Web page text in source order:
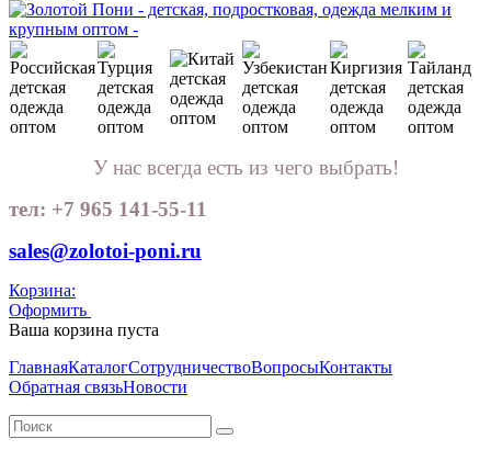
У нас всегда есть из чего выбрать!
тел: +7 965 141-55-11
sales@zolotoi-poni.ru
Корзина:
Оформить
Ваша корзина пуста
ГлавнаяКаталогСотрудничествоВопросыКонтакты
Обратная связьНовости